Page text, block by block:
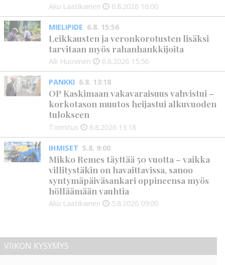
Aku Laatikainen 6.8.2026 16:00
MIELIPIDE 6.8. 15:56
Leikkausten ja veronkorotusten lisäksi
tarvitaan myös rahanhankkijoita
Alli Huovinen 6.8.2026 15:56
PANKKI 6.8. 13:18
OP Kaskimaan vakavaraisuus vahvistui –
korkotason muutos heijastui alkuvuoden
tulokseen
Toimitus 6.8.2026 13:18
IHMISET 5.8. 9:00
Mikko Remes täyttää 50 vuotta – vaikka
villitystäkin on havaittavissa, sanoo
syntymäpäiväsankari oppineensa myös
hölläämään vauhtia
Aku Laatikainen 5.8.2026 09:00
VIIKON KYSYMYS